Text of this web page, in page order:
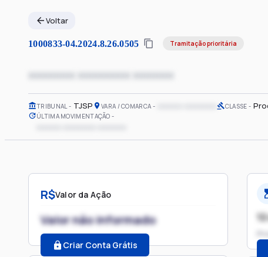
Voltar
1000833-04.2024.8.26.0505 Tramitação prioritária
xxxxxxxx xxxxxxxxx xxxxxxx
TRIBUNAL TJSP VARA / COMARCA CLASSE
ÚLTIMA MOVIMENTAÇÃO
R$Valor da Ação
Valor não informado
Criar Conta Grátis